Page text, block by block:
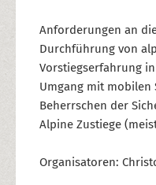
Anforderungen an
Durchführung von
Vorstiegserfahrung
Umgang mit mobilen
Beherrschen der
Alpine Zustiege
Organisatoren: